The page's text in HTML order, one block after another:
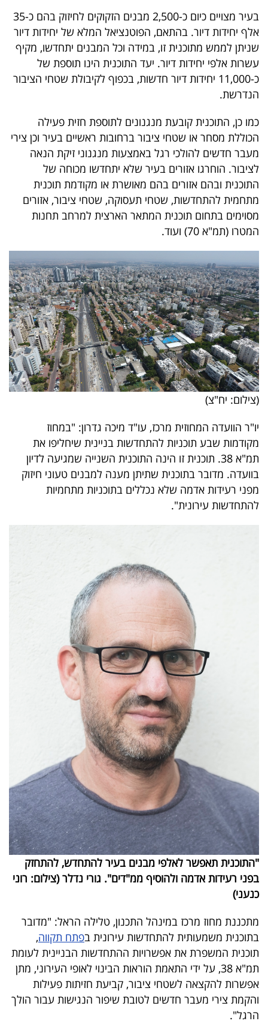
שיתופי
פעולה
דרושים
ניוזלטרים
מייל
אדום
פרסמו
באייס
עקבו
אחרינו:
בעיר מצויים כיום כ-2,500 מבנים הזקוקים לחיזוק בהם כ-35
אלף יחידות דיור. בהתאם, הפוטנציאל המלא של יחידות דיור
שניתן לממש מתוכנית זו, במידה וכל המבנים יתחדשו, מקיף
עשרות אלפי יחידות דיור. יעד התוכנית הינו תוספת של
כ-11,000 יחידות דיור חדשות, בכפוף לקיבולת שטחי הציבור
הנדרשת.
כמו כן, התוכנית קובעת מנגנונים לתוספת חזית פעילה
הכוללת מסחר או שטחי ציבור ברחובות ראשיים בעיר וכן צירי
מעבר חדשים להולכי רגל באמצעות מנגנוני זיקת הנאה
לציבור. הוחרגו אזורים בעיר שלא יתחדשו מכוחה של
התוכנית ובהם אזורים בהם מאושרת או מקודמת תוכנית
מתחמית להתחדשות, שטחי תעסוקה, שטחי ציבור, אזורים
מסוימים בתחום תוכנית המתאר הארצית למרחב תחנות
המטרו (תמ"א 70) ועוד.
(צילום: יח"צ)
יו"ר הוועדה המחוזית מרכז, עו"ד מיכה גדרון: "במחוז
מקודמות שבע תוכניות להתחדשות בניינית שיחליפו את
תמ"א 38. תוכנית זו הינה התוכנית השנייה שמגיעה לדיון
בוועדה. מדובר בתוכנית שתיתן מענה למבנים טעוני חיזוק
מפני רעידות אדמה שלא נכללים בתוכניות מתחמיות
להתחדשות עירונית".
"התוכנית תאפשר לאלפי מבנים בעיר להתחדש, להתחזק
בפני רעידות אדמה ולהוסיף ממ"דים". ​גורי נדלר (צילום: רוני
כנעני)
מתכננת מחוז מרכז במינהל התכנון, טלילה הראל: "מדובר
בתוכנית משמעותית להתחדשות עירונית בפתח תקווה,
תוכנית המשפרת את אפשרויות ההתחדשות הבניינית לעומת
תמ"א 38, על ידי התאמת הוראות הבינוי לאופי העירוני, מתן
אפשרות להקצאה לשטחי ציבור, קביעת חזיתות פעילות
והקמת צירי מעבר חדשים לטובת שיפור הנגישות עבור הולך
הרגל".